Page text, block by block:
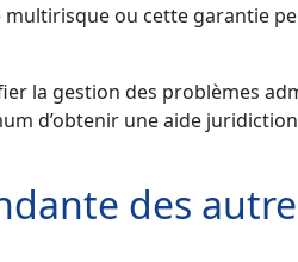
ou cette garantie
la gestion des problèmes
d’obtenir une aide
des